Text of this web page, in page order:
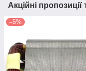
Акційні
–5%